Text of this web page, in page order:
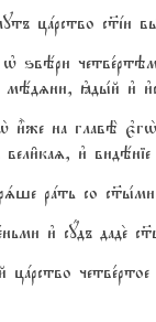
цaрство
њ ѕвёри
kды1й и3
и5же на главЁ
и3 видёніе
рaть со
и3 сyдъ
цaрство